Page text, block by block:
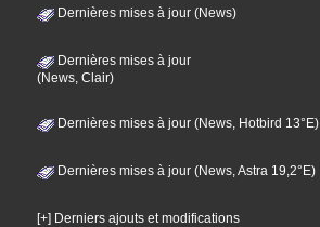
Dernières mises à jour (News)
Dernières mises à jour
(News, Clair)
Dernières mises à jour (News, Hotbird 13°E)
Dernières mises à jour (News, Astra 19,2°E)
[+] Derniers ajouts et modifications